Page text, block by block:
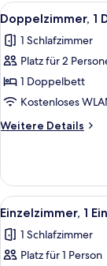
Alle
Fotos
für
Doppelzimmer,
1
Doppelbett
anzeigen
3
Doppelzimmer, 1
1 Schlafzimmer
Platz für 2
1 Doppelbett
Kostenloses
Weitere Details
Weitere
1
Doppelbett
Alle
Fotos
für
Einzelzimmer,
2
Einzelzimmer, 1
1 Schlafzimmer
Platz für 1 Person